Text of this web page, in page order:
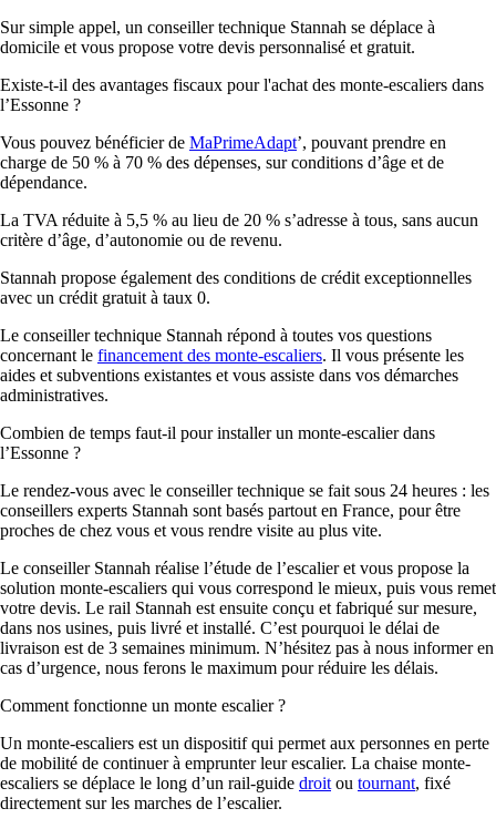
Sur simple appel, un conseiller technique Stannah se déplace à
domicile et vous propose votre devis personnalisé et gratuit.
Existe-t-il des avantages fiscaux pour l'achat des monte-escaliers dans
l’Essonne ?
Vous pouvez bénéficier de MaPrimeAdapt’, pouvant prendre en
charge de 50 % à 70 % des dépenses, sur conditions d’âge et de
dépendance.
La TVA réduite à 5,5 % au lieu de 20 % s’adresse à tous, sans aucun
critère d’âge, d’autonomie ou de revenu.
Stannah propose également des conditions de crédit exceptionnelles
avec un crédit gratuit à taux 0.
Le conseiller technique Stannah répond à toutes vos questions
concernant le financement des monte-escaliers. Il vous présente les
aides et subventions existantes et vous assiste dans vos démarches
administratives.
Combien de temps faut-il pour installer un monte-escalier dans
l’Essonne ?
Le rendez-vous avec le conseiller technique se fait sous 24 heures : les
conseillers experts Stannah sont basés partout en France, pour être
proches de chez vous et vous rendre visite au plus vite.
Le conseiller Stannah réalise l’étude de l’escalier et vous propose la
solution monte-escaliers qui vous correspond le mieux, puis vous remet
votre devis. Le rail Stannah est ensuite conçu et fabriqué sur mesure,
dans nos usines, puis livré et installé. C’est pourquoi le délai de
livraison est de 3 semaines minimum. N’hésitez pas à nous informer en
cas d’urgence, nous ferons le maximum pour réduire les délais.
Comment fonctionne un monte escalier ?
Un monte-escaliers est un dispositif qui permet aux personnes en perte
de mobilité de continuer à emprunter leur escalier. La chaise monte-
escaliers se déplace le long d’un rail-guide droit ou tournant, fixé
directement sur les marches de l’escalier.